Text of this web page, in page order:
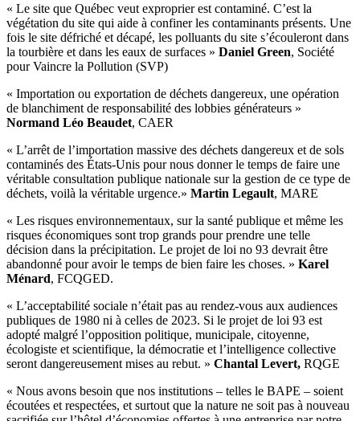
« Le site que Québec veut exproprier est contaminé. C’est la
végétation du site qui aide à confiner les contaminants présents. Une
fois le site défriché et décapé, les polluants du site s’écouleront dans
la tourbière et dans les eaux de surfaces » Daniel Green, Société
pour Vaincre la Pollution (SVP)
« Importation ou exportation de déchets dangereux, une opération
de blanchiment de responsabilité des lobbies générateurs »
Normand Léo Beaudet, CAER
« L’arrêt de l’importation massive des déchets dangereux et de sols
contaminés des États-Unis pour nous donner le temps de faire une
véritable consultation publique nationale sur la gestion de ce type de
déchets, voilà la véritable urgence.» Martin Legault, MARE
« Les risques environnementaux, sur la santé publique et même les
risques économiques sont trop grands pour prendre une telle
décision dans la précipitation. Le projet de loi no 93 devrait être
abandonné pour avoir le temps de bien faire les choses. » Karel
Ménard, FCQGED.
« L’acceptabilité sociale n’était pas au rendez-vous aux audiences
publiques de 1980 ni à celles de 2023. Si le projet de loi 93 est
adopté malgré l’opposition politique, municipale, citoyenne,
écologiste et scientifique, la démocratie et l’intelligence collective
seront dangereusement mises au rebut. » Chantal Levert, RQGE
« Nous avons besoin que nos institutions – telles le BAPE – soient
écoutées et respectées, et surtout que la nature ne soit pas à nouveau